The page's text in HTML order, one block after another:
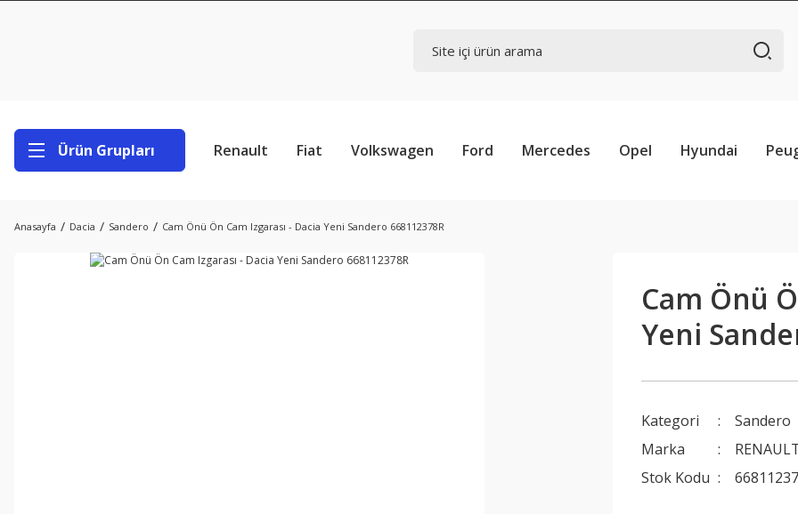
Ürün Grupları Renault Fiat Volkswagen Ford Mercedes Opel Hyundai
Anasayfa Dacia Sandero Cam Önü Ön Cam Izgarası - Dacia Yeni Sandero 668112378R
Cam Önü
Yeni
Kategori
Sandero
Marka
Stok Kodu